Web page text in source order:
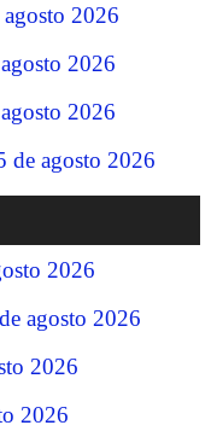
2026
2026
2026
de agosto 2026
2026
agosto 2026
2026
2026